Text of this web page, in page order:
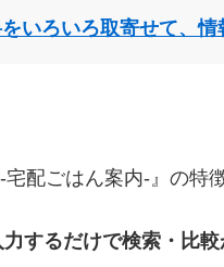
いろいろ取寄せて、
宅配ごはん案内‐』の特
するだけで検索・比較